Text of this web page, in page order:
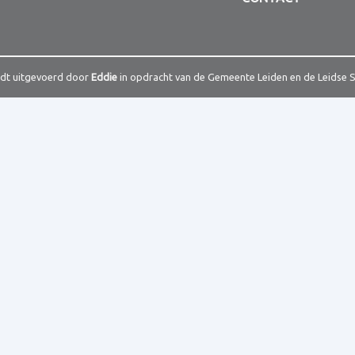
uitgevoerd door Eddie in opdracht van de Gemeente Leiden en de Leidse